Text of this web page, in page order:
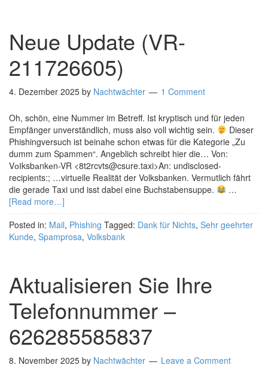
Neue Update (VR-
211726605)
4. Dezember 2025 by Nachtwächter 1 Comment
Oh, schön, eine Nummer im Betreff. Ist kryptisch und für jeden
Empfänger unverständlich, muss also voll wichtig sein.
Dieser
Phishingversuch ist beinahe schon etwas für die Kategorie „Zu
dumm zum Spammen“. Angeblich schreibt hier die… Von:
VоІksbаnkеn-VR <8t2rcvts@csure.taxi>An: undisclosed-
recipients:; …virtuelle Realität der Volksbanken. Vermutlich fährt
die gerade Taxi und isst dabei eine Buchstabensuppe.
…
[Read more…]
Posted in: Mail, Phishing Tagged: Dank für Nichts, Sehr geehrter
Kunde, Spamprosa, Volksbank
Aktualisieren Sie Ihre
Telefonnummer –
626285585837
8. November 2025 by Nachtwächter Leave a Comment